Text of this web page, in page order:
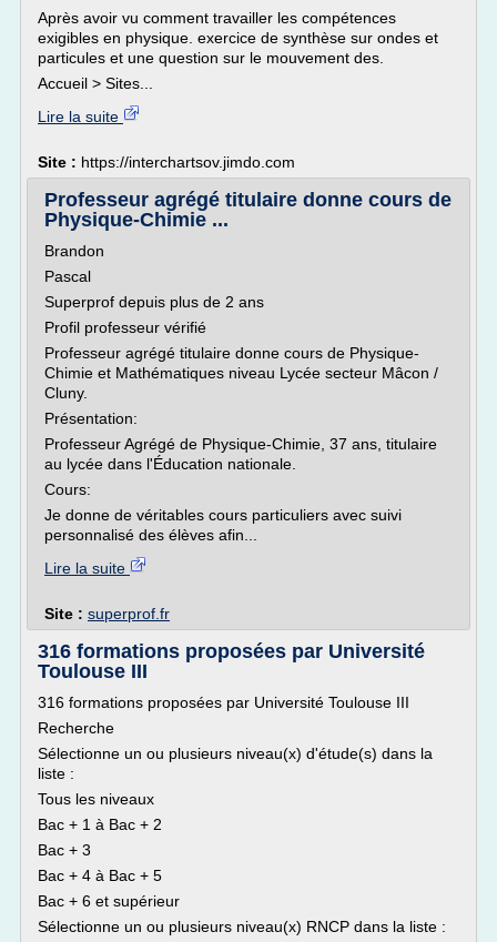
Après avoir vu comment travailler les compétences
exigibles en physique. exercice de synthèse sur ondes et
particules et une question sur le mouvement des.
Accueil > Sites...
Lire la suite
Site : https://interchartsov.jimdo.com
Professeur agrégé titulaire donne cours de
Physique-Chimie ...
Brandon
Pascal
Superprof depuis plus de 2 ans
Profil professeur vérifié
Professeur agrégé titulaire donne cours de Physique-
Chimie et Mathématiques niveau Lycée secteur Mâcon /
Cluny.
Présentation:
Professeur Agrégé de Physique-Chimie, 37 ans, titulaire
au lycée dans l'Éducation nationale.
Cours:
Je donne de véritables cours particuliers avec suivi
personnalisé des élèves afin...
Lire la suite
Site : superprof.fr
316 formations proposées par Université
Toulouse III
316 formations proposées par Université Toulouse III
Recherche
Sélectionne un ou plusieurs niveau(x) d'étude(s) dans la
liste :
Tous les niveaux
Bac + 1 à Bac + 2
Bac + 3
Bac + 4 à Bac + 5
Bac + 6 et supérieur
Sélectionne un ou plusieurs niveau(x) RNCP dans la liste :